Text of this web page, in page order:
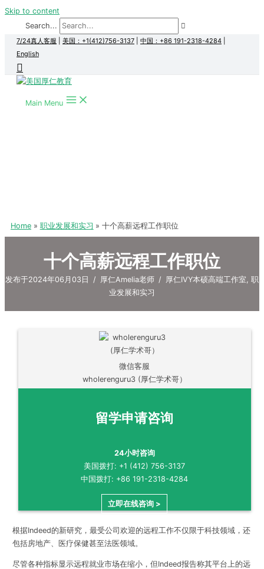
Skip to content
Search...
7/24真人客服 美国：+1(412)756-3137 中国：+86 191-2318-4284
English
Main Menu
Home 职业发展和实习 十个高薪远程工作职位
十个高薪远程工作职位
发布于2024年06月03日 / 厚仁Amelia老师 / 厚仁IVY本硕高端工作室, 职
业发展和实习
微信客服
wholerenguru3 (厚仁学术哥）
留学申请咨询
24小时咨询
美国拨打: +1 (412) 756-3137
中国拨打: +86 191-2318-4284
立即在线咨询 >
根据Indeed的新研究，最受公司欢迎的远程工作不仅限于科技领域，还
包括房地产、医疗保健甚至法医领域。
尽管各种指标显示远程就业市场在缩小，但Indeed报告称其平台上的远